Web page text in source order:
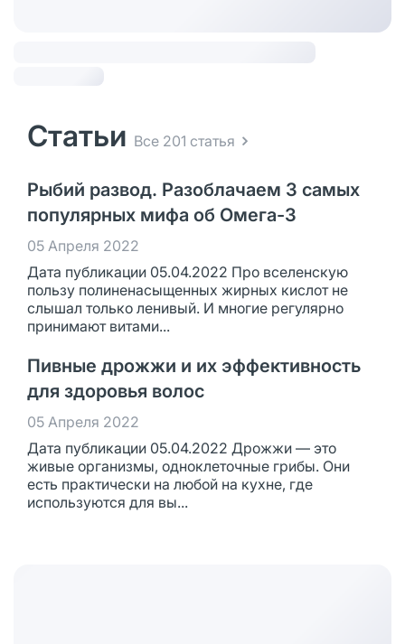
Статьи Все 201 статья
Рыбий развод. Разоблачаем 3 самых
популярных мифа об Омега-3
05 Апреля 2022
Дата публикации 05.04.2022 Про вселенскую
пользу полиненасыщенных жирных кислот не
слышал только ленивый. И многие регулярно
принимают витами...
Пивные дрожжи и их эффективность
для здоровья волос
05 Апреля 2022
Дата публикации 05.04.2022 Дрожжи — это
живые организмы, одноклеточные грибы. Они
есть практически на любой на кухне, где
используются для вы...